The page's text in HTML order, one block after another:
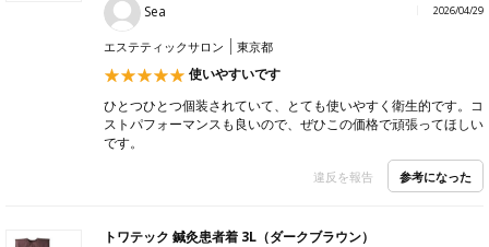
Sea 2026/04/29
エステティックサロン 東京都
使いやすいです
ひとつひとつ個装されていて、とても使いやすく衛生的です。コ
ストパフォーマンスも良いので、ぜひこの価格で頑張ってほしい
です。
違反を報告 参考になった
トワテック 鍼灸患者着 3L（ダークブラウン）